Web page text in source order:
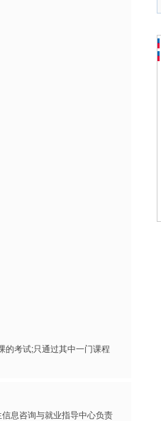
考试;只通过其中一门课程
息咨询与就业指导中心负责